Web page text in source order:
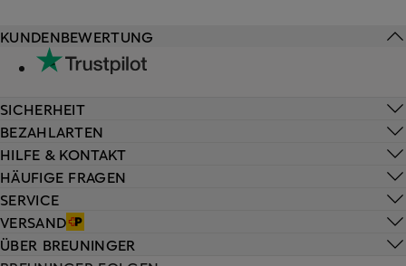
HILFE & KONTAKT
HÄUFIGE FRAGEN
SERVICE
VERSAND
KUNDENBEWERTUNG
SICHERHEIT
BEZAHLARTEN
ÜBER BREUNINGER